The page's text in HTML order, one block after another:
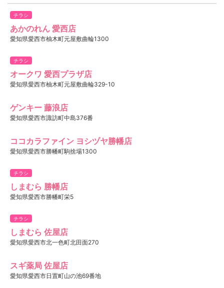
チラシ
あかのれん 愛西店
愛知県愛西市柚木町元屋敷曲輪1300
チラシ
オークワ 愛西プラザ店
愛知県愛西市柚木町元屋敷曲輪329-10
ゲンキー 藤浪店
愛知県愛西市諏訪町中島376番
ココカラファイン ヨシヅヤ勝幡店
愛知県愛西市勝幡町駒捨場1300
チラシ
しまむら 勝幡店
愛知県愛西市勝幡町栄5
チラシ
しまむら 佐屋店
愛知県愛西市北一色町北田面270
スギ薬局 佐屋店
愛知県愛西市日置町山の池69番地